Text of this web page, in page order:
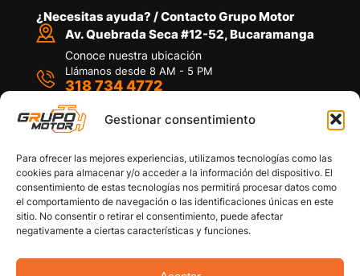
Gestionar consentimiento
Para ofrecer las mejores experiencias, utilizamos tecnologías como las
cookies para almacenar y/o acceder a la información del dispositivo. El
consentimiento de estas tecnologías nos permitirá procesar datos como
el comportamiento de navegación o las identificaciones únicas en este
sitio. No consentir o retirar el consentimiento, puede afectar
negativamente a ciertas características y funciones.
¿Necesitas ayuda? / Contacto Grupo Motor
Av. Quebrada Seca #12-52, Bucaramanga
Conoce nuestra ubicación
Llámanos desde 8 AM - 5 PM
318 734 4772
Por medio de WhatsApp
Políticas de privacidad
Política de devoluciones y/o reembolsos